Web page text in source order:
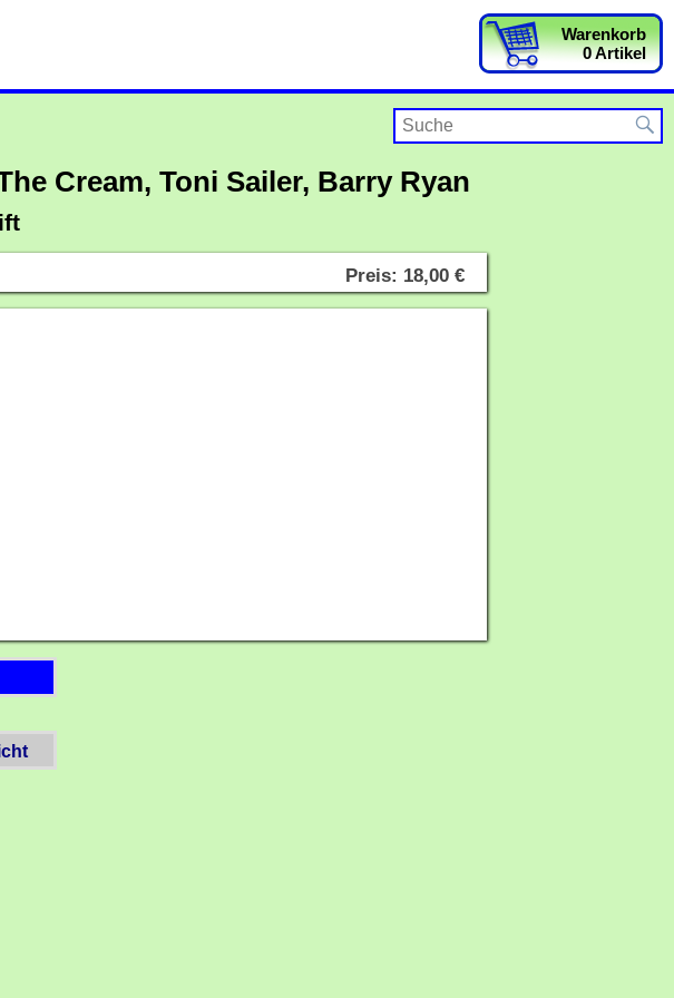
Warenkorb
0 Artikel
Cream, Toni Sailer, Barry Ryan
Preis: 18,00 €